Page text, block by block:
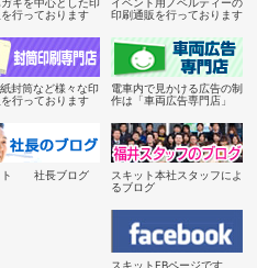
ガキを中心とした印
行っております
イベント用ノベルティーの
印刷通販を行っております
封筒など様々な印
行っております
電車内で見かける広告の制
作は「車両広告専門店」
ト 社長ブログ
スキット本社スタッフによ
るブログ
スキットFBページです